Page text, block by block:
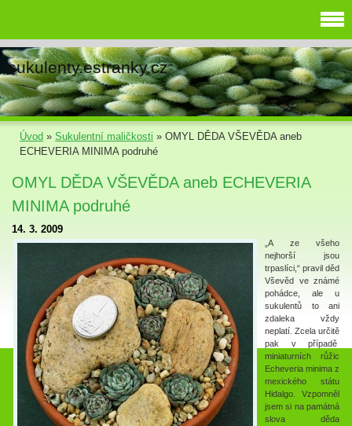
sukulenty.estranky.cz
Úvod » Sukulentní maličkosti » OMYL DĚDA VŠEVĚDA aneb
ECHEVERIA MINIMA podruhé
OMYL DĚDA VŠEVĚDA aneb ECHEVERIA
MINIMA podruhé
14. 3. 2009
„A ze všeho
nejhorší jsou
trpaslíci,“ pravil děd
Vševěd ve známé
pohádce, ale u
sukulentů to ani
zdaleka vždy
neplatí. Zcela určitě
pak v případě
miniaturních růžic
Echeveria minima z
mexického státu
Hidalgo. Vzpomněl
jsem si na památná
slova děda